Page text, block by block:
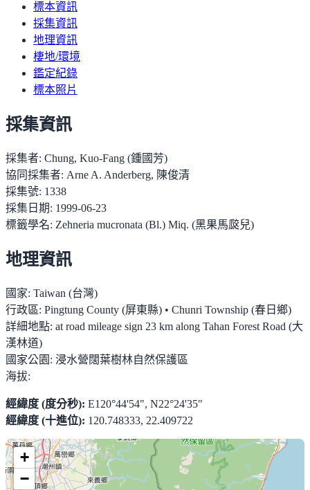
標本資訊
採集資訊
地理資訊
棲地/環境
鑑定紀錄
標本照片
採集資訊
採集者: Chung, Kuo-Fang (鍾國芳)
協同採集者: Arne A. Anderberg, 陳俊清
採集號: 1338
採集日期: 1999-06-23
標籤學名: Zehneria mucronata (Bl.) Miq. (黑果馬㼎兒)
地理資訊
國家: Taiwan (台灣)
行政區: Pingtung County (屏東縣) • Chunri Township (春日鄉)
詳細地點: at road mileage sign 23 km along Tahan Forest Road (大
漢林道)
國家公園: 浸水營闊葉樹林自然保護區
海拔:
經緯度 (度分秒): E120°44'54", N22°24'35"
經緯度 (十進位): 120.748333, 22.409722
+
−